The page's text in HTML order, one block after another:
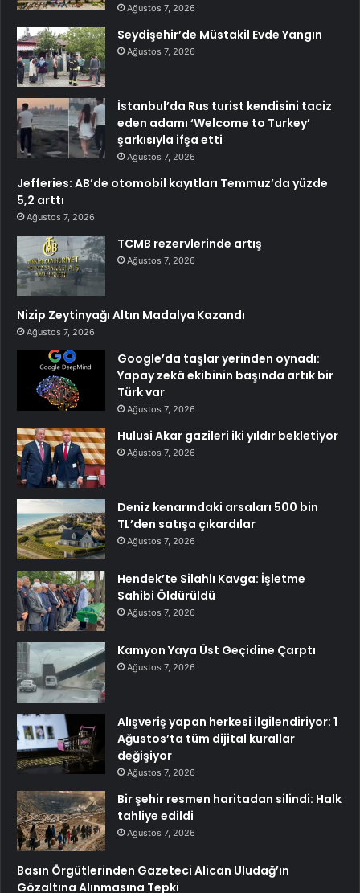
Ağustos 7, 2026
Seydişehir’de Müstakil Evde Yangın
Ağustos 7, 2026
İstanbul’da Rus turist kendisini taciz
eden adamı ‘Welcome to Turkey’
şarkısıyla ifşa etti
Ağustos 7, 2026
Jefferies: AB’de otomobil kayıtları Temmuz’da yüzde
5,2 arttı
Ağustos 7, 2026
TCMB rezervlerinde artış
Ağustos 7, 2026
Nizip Zeytinyağı Altın Madalya Kazandı
Ağustos 7, 2026
Google’da taşlar yerinden oynadı:
Yapay zekâ ekibinin başında artık bir
Türk var
Ağustos 7, 2026
Hulusi Akar gazileri iki yıldır bekletiyor
Ağustos 7, 2026
Deniz kenarındaki arsaları 500 bin
TL’den satışa çıkardılar
Ağustos 7, 2026
Hendek’te Silahlı Kavga: İşletme
Sahibi Öldürüldü
Ağustos 7, 2026
Kamyon Yaya Üst Geçidine Çarptı
Ağustos 7, 2026
Alışveriş yapan herkesi ilgilendiriyor: 1
Ağustos’ta tüm dijital kurallar
değişiyor
Ağustos 7, 2026
Bir şehir resmen haritadan silindi: Halk
tahliye edildi
Ağustos 7, 2026
Basın Örgütlerinden Gazeteci Alican Uludağ’ın
Gözaltına Alınmasına Tepki